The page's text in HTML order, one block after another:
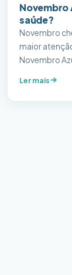
Novembro
saúde?
Novembro
maior
Novembro
Ler mais